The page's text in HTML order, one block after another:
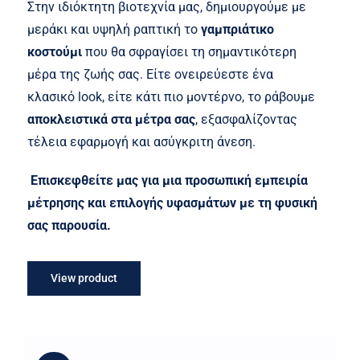
300,00 €.
είναι:
190,00 €.
Στην ιδιόκτητη βιοτεχνία μας, δημιουργούμε με
μεράκι και υψηλή ραπτική τογαμπριάτικο
κοστούμι που θα σφραγίσει τη σημαντικότερη
μέρα της ζωής σας. Είτε ονειρεύεστε ένα
κλασικό look, είτε κάτι πιο μοντέρνο, το ράβουμε
αποκλειστικά στα μέτρα σας, εξασφαλίζοντας
τέλεια εφαρμογή και ασύγκριτη άνεση.
Επισκεφθείτε μας για μια προσωπική εμπειρία
μέτρησης και επιλογής υφασμάτων με τη φυσική
σας παρουσία.
View product